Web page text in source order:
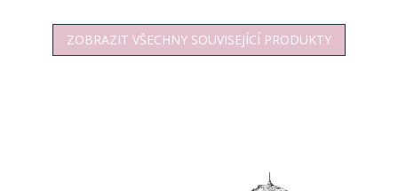
ZOBRAZIT VŠECHNY SOUVISEJÍCÍ PRODUKTY